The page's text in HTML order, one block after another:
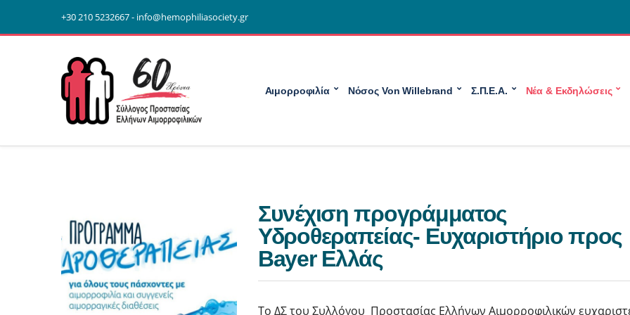
+30 210 5232667 - info@hemophiliasociety.gr
Αιμορροφιλία Νόσος Von Willebrand Σ.Π.Ε.Α. Νέα & Εκδηλώσεις
Συνέχιση προγράμματος
Υδροθεραπείας- Ευχαριστήριο προς
Bayer Ελλάς
Το ΔΣ του Συλλόγου Προστασίας Ελλήνων Αιμορροφιλικών